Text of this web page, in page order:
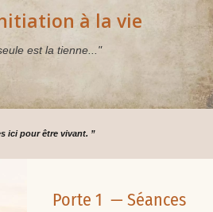
à la vie
est la tienne..."
ici pour être vivant. ”
Porte 1 — Séances